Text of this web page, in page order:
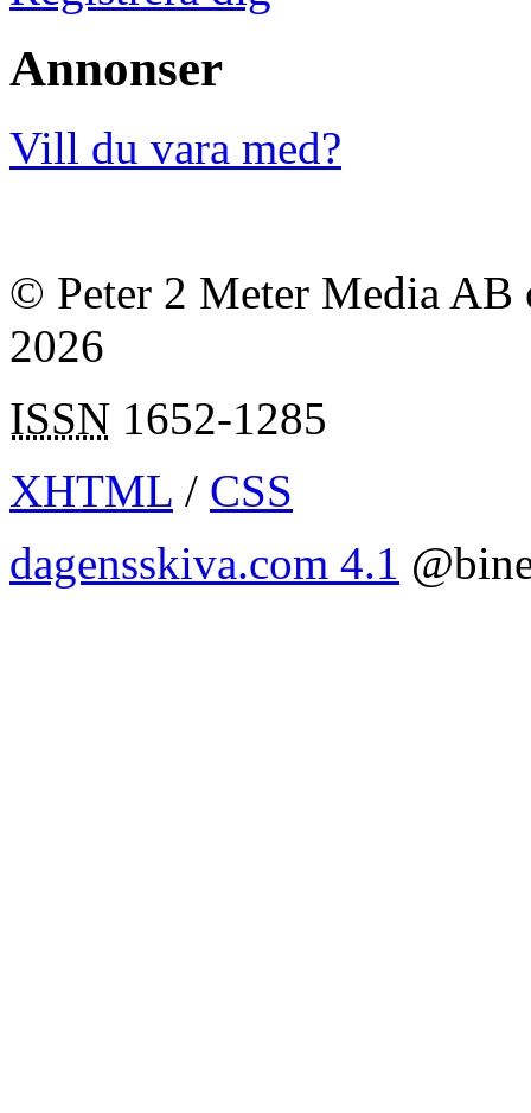
Annonser
Vill du vara med?
© Peter 2 Meter Media AB
2026
ISSN 1652-1285
XHTML / CSS
dagensskiva.com 4.1